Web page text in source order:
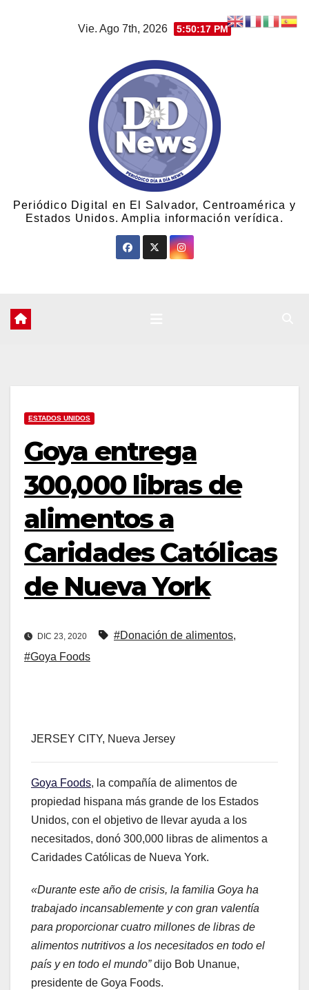
Vie. Ago 7th, 2026 5:50:18 PM
Periódico Digital en El Salvador, Centroamérica y
Estados Unidos. Amplia información verídica.
ESTADOS UNIDOS
Goya entrega
300,000 libras de
alimentos a
Caridades Católicas
de Nueva York
DIC 23, 2020 #Donación de alimentos,
#Goya Foods
JERSEY CITY, Nueva Jersey
Goya Foods, la compañía de alimentos de
propiedad hispana más grande de los Estados
Unidos, con el objetivo de llevar ayuda a los
necesitados, donó 300,000 libras de alimentos a
Caridades Católicas de Nueva York.
«Durante este año de crisis, la familia Goya ha
trabajado incansablemente y con gran valentía
para proporcionar cuatro millones de libras de
alimentos nutritivos a los necesitados en todo el
país y en todo el mundo”dijo Bob Unanue,
presidente de Goya Foods.